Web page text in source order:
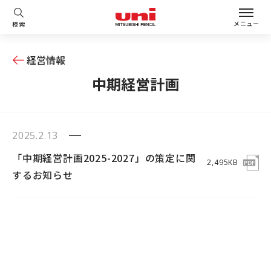
検索 メニュー
経営情報
中期経営計画
2025.2.13
「中期経営計画2025-2027」の策定に関
するお知らせ
2,495KB